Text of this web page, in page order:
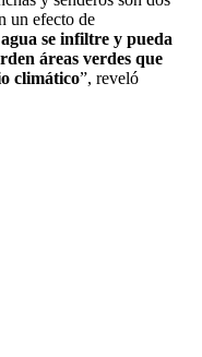
un efecto de
se infiltre y pueda
áreas verdes que
climático”, reveló